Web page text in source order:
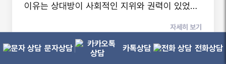
이유는 상대방이 사회적인 지위와 권력이 있었기
두려워하셨습니다. 하지만, 법무법인 대진의
이혼전문변호사들이 지금까지 '적'으로 만났던
상대방들 중 각계각층에서 사회적인 지위가 있던
자세히 보기
문자상담 카톡상담 전화상담